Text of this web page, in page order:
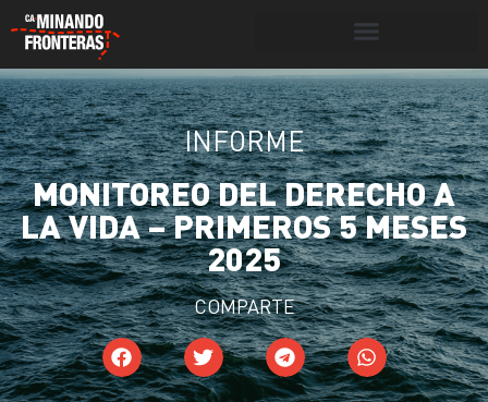
Portada » Monitoreos »Monitoreo del Derecho a la
Vida – primeros 5 meses 2025
INFORME
MONITOREO DEL DERECHO A
LA VIDA – PRIMEROS 5 MESES
2025
COMPARTE